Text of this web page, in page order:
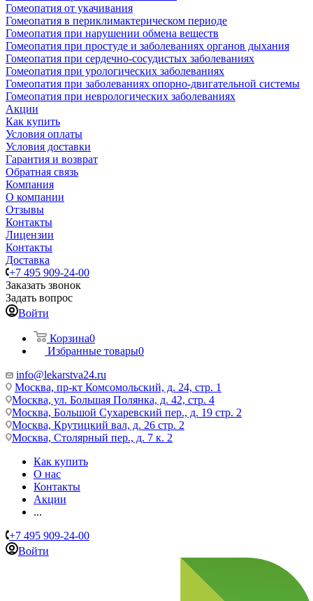
Гомеопатия от укачивания
Гомеопатия в периклимактерическом периоде
Гомеопатия при нарушении обмена веществ
Гомеопатия при простуде и заболеваниях органов дыхания
Гомеопатия при сердечно-сосудистых заболеваниях
Гомеопатия при урологических заболеваниях
Гомеопатия при заболеваниях опорно-двигательной системы
Гомеопатия при неврологических заболеваниях
Акции
Как купить
Условия оплаты
Условия доставки
Гарантия и возврат
Обратная связь
Компания
О компании
Отзывы
Контакты
Лицензии
Контакты
Доставка
+7 495 909-24-00
Заказать звонок
Задать вопрос
Войти
Корзина0
Избранные товары0
info@lekarstva24.ru
Москва, пр-кт Комсомольский, д. 24, стр. 1
Москва, ул. Большая Полянка, д. 42, стр. 4
Москва, Большой Сухаревский пер., д. 19 стр. 2
Москва, Крутицкий вал, д. 26 стр. 2
Москва, Столярный пер., д. 7 к. 2
Как купить
О нас
Контакты
Акции
...
+7 495 909-24-00
Войти